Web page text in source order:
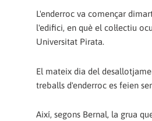
L'enderroc va començar
l'edifici, en què el col·lectiu
Universitat Pirata.
El mateix dia del
treballs d'enderroc es feien
Així, segons Bernal, la grua